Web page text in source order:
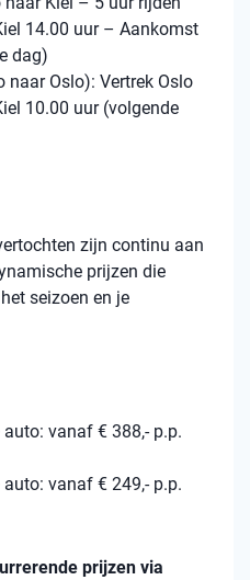
14.00 uur – Aankomst
dag)
naar Oslo): Vertrek Oslo
10.00 uur (volgende
zijn continu aan
prijzen die
seizoen en je
vanaf € 388,- p.p.
vanaf € 249,- p.p.
prijzen via